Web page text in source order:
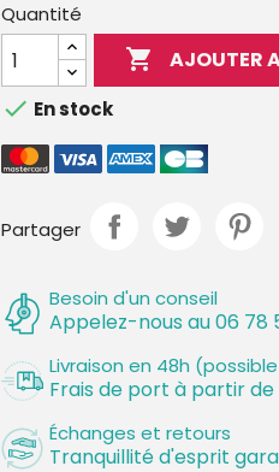
Quantité
 AJOUTER
 En stock
Partager
Besoin d'un conseil
Appelez-nous au 06 78
Livraison en 48h
Frais de port à partir
Échanges et retours
Tranquillité d'esprit